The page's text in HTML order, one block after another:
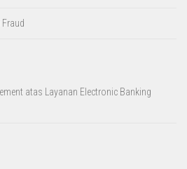
atas Layanan Electronic Banking